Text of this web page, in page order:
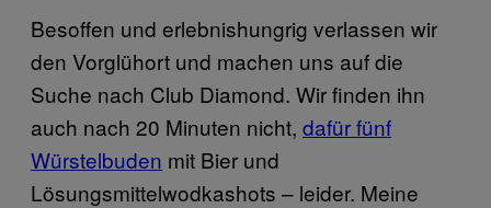
Besoffen und erlebnishungrig verlassen wir
den Vorglühort und machen uns auf die
Suche nach Club Diamond. Wir finden ihn
auch nach 20 Minuten nicht, dafür fünf
Würstelbuden mit Bier und
Lösungsmittelwodkashots – leider. Meine